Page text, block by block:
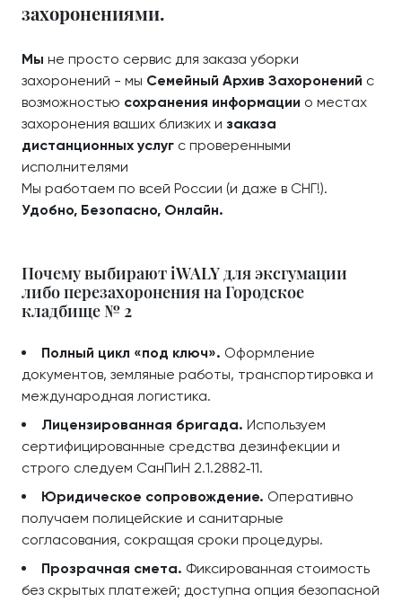
захоронениями.
Мы не просто сервис для заказа уборки
захоронений - мы Семейный Архив Захоронений с
возможностью сохранения информации о местах
захоронения ваших близких и заказа
дистанционных услуг с проверенными
исполнителями
Мы работаем по всей России (и даже в СНГ!).
Удобно, Безопасно, Онлайн.
Почему выбирают iWALY для эксгумации
либо перезахоронения на Городское
кладбище № 2
Полный цикл «под ключ». Оформление
документов, земляные работы, транспортировка и
международная логистика.
Лицензированная бригада. Используем
сертифицированные средства дезинфекции и
строго следуем СанПиН 2.1.2882‑11.
Юридическое сопровождение. Оперативно
получаем полицейские и санитарные
согласования, сокращая сроки процедуры.
Прозрачная смета. Фиксированная стоимость
без скрытых платежей; доступна опция безопасной